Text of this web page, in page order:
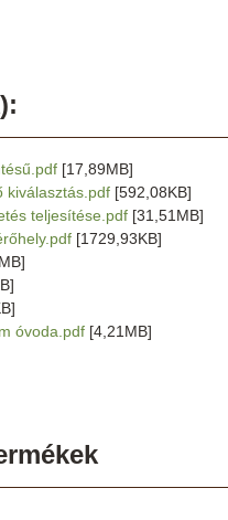
[17,89MB]
kiválasztás.pdf [592,08KB]
teljesítése.pdf [31,51MB]
[1729,93KB]
óvoda.pdf [4,21MB]